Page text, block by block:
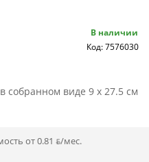
В наличии
Код: 7576030
собранном виде 9 x 27.5 см
от 0.81 ƃ/мec.